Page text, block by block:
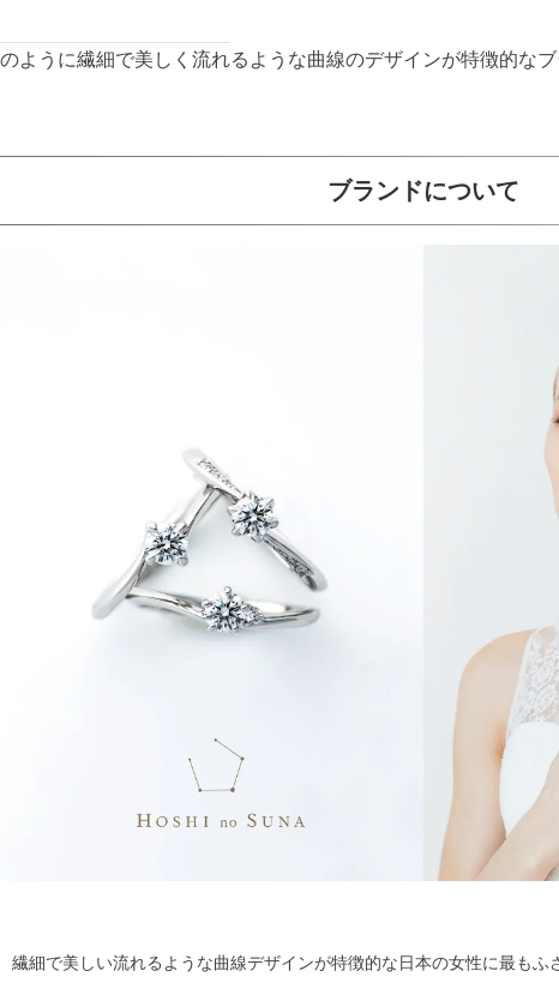
ように繊細で美しく流れるような曲線のデザインが特徴的な
ブランドについて
繊細で美しい流れるような曲線デザインが特徴的な日本の女性に最もふ